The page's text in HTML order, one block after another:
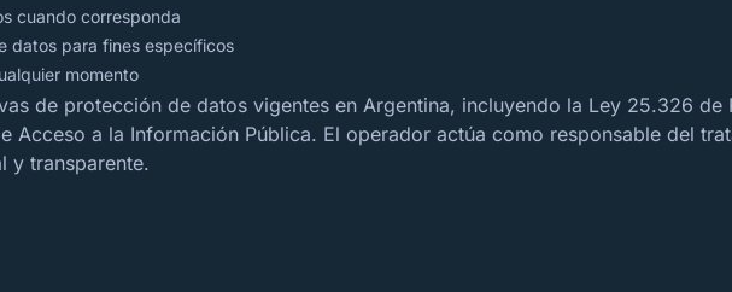
cuando corresponda
datos para fines específicos
momento
de protección de datos vigentes en Argentina, incluyendo la Ley 25.326 de
Acceso a la Información Pública. El operador actúa como responsable del
y transparente.